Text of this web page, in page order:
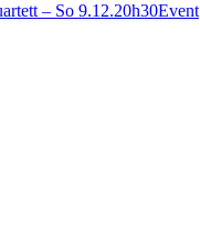
– So 9.12.20h30Event